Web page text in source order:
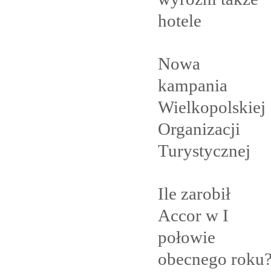
hotele
Nowa
kampania
Wielkopolskiej
Organizacji
Turystycznej
Ile zarobił
Accor w I
połowie
obecnego